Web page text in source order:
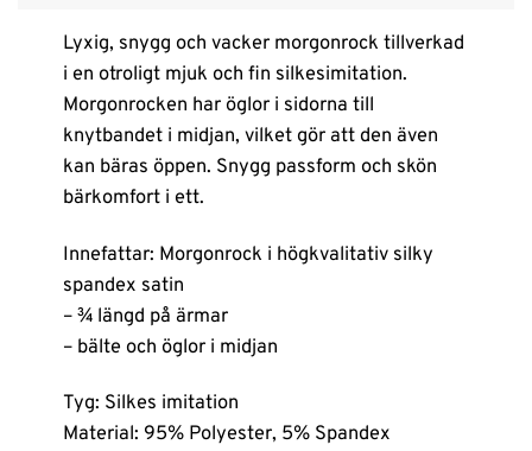
Lyxig, snygg och vacker morgonrock tillverkad
i en otroligt mjuk och fin silkesimitation.
Morgonrocken har öglor i sidorna till
knytbandet i midjan, vilket gör att den även
kan bäras öppen. Snygg passform och skön
bärkomfort i ett.
Innefattar: Morgonrock i högkvalitativ silky
spandex satin
– ¾ längd på ärmar
– bälte och öglor i midjan
Tyg: Silkes imitation
Material: 95% Polyester, 5% Spandex